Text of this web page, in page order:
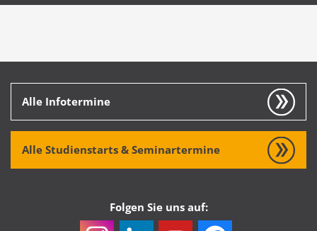
Alle Infotermine
Alle Studienstarts & Seminartermine
Folgen Sie uns auf: